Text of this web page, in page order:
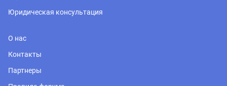
Юридическая консультация
О нас
Контакты
Партнеры